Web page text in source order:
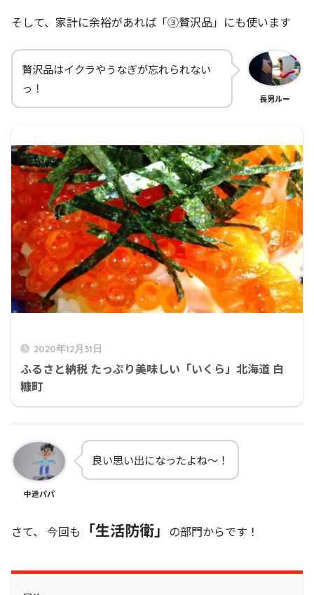
そして、家計に余裕があれば「③贅沢品」にも使います
贅沢品はイクラやうなぎが忘れられない
っ！
長男ルー
2020年12月31日
ふるさと納税 たっぷり美味しい「いくら」北海道 白
糠町
中途パパ
良い思い出になったよね～！
さて、 今回も 「生活防衛」 の部門からです！